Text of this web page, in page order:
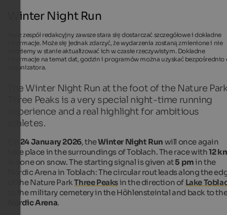
Winter Night Run
Nasz zespół redakcyjny zawsze stara się dostarczać szczegółowe i dokładne
informacje. Może się jednak zdarzyć, że wydarzenia zostaną zmienione i nie
będziemy w stanie aktualizować ich w czasie rzeczywistym. Dokładne
informacje na temat dat, godzin i programów można uzyskać bezpośrednio
organizatora.
The Winter Night Run at the foot of the Nature
Three Peaks is a very special night-time running
experience and a real highlight for ambitious
athletes.
24 January 2026, theWinter Night Run will once again
take place in the surroundings of Toblach. The race with12
is done on snow. The starting signal is given at5 pmin the
Nordic Arena in Toblach: The circular rout leads along the
of the Nature ParkThree Peaksin the direction of Lake
to the military cemetery in the Höhlensteintal and back to
Nordic Arena.